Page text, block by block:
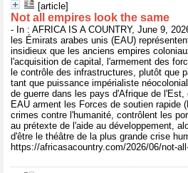
[article]
Not all empires look the same
- In : AFRICA IS A COUNTRY, June 9,
les Émirats arabes unis (EAU)
insidieux que les anciens empires
l'acquisition de capital, l'armement des
le contrôle des infrastructures, plutôt que
tant que puissance impérialiste
de guerre dans les pays d'Afrique de
EAU arment les Forces de soutien rapide
crimes contre l'humanité, contrôlent les
au prétexte de l'aide au développement,
d'être le théâtre de la plus grande crise
https://africasacountry.com/2026/06/not-